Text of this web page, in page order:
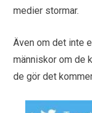
medier stormar.
Även om det inte
människor om de
de gör det